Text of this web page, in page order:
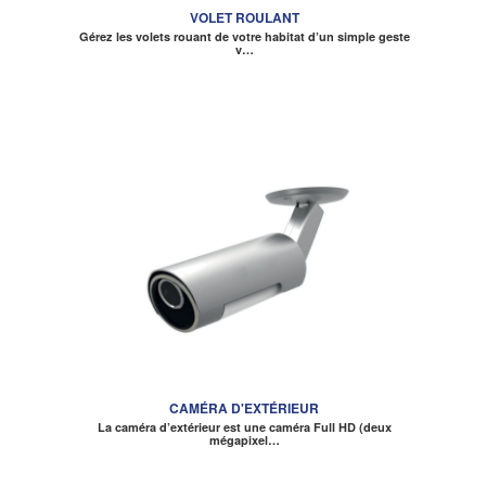
VOLET ROULANT
Gérez les volets rouant de votre habitat d’un simple geste
v…
CAMÉRA D'EXTÉRIEUR
La caméra d’extérieur est une caméra Full HD (deux
mégapixel…